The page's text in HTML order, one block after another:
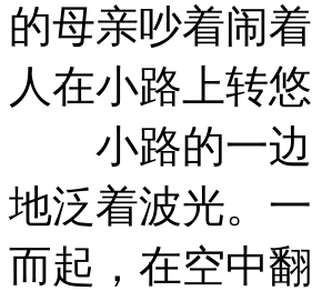
的母亲吵着闹
人在小路上转悠
小路的一边
地泛着波光。
而起，在空中